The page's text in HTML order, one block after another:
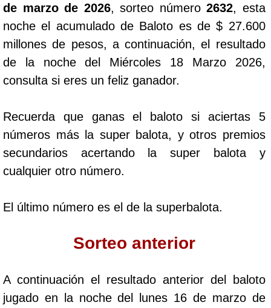
Astro Luna
Cafeterito Tarde
Caribeña Día
Caribeña Noche
Chontico Día
Chontico Noche
Culona día
de marzo de 2026, sorteo número2632, esta
noche el acumulado de Baloto es de $ 27.600
millones de pesos, a continuación, el resultado
de la noche del Miércoles 18 Marzo 2026,
consulta si eres un feliz ganador.
Recuerda que ganas el baloto si aciertas 5
números más la super balota, y otros premios
secundarios acertando la super balota y
cualquier otro número.
El último número es el de la superbalota.
Sorteo anterior
A continuación el resultado anterior del baloto
jugado en la noche del lunes 16 de marzo de